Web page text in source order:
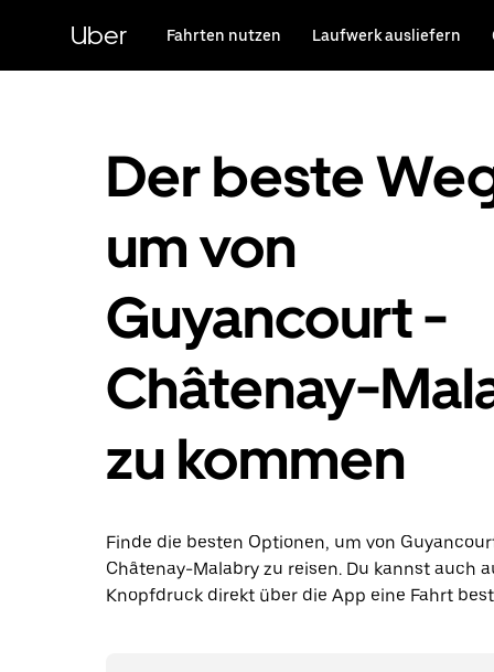
HauptinhaltUber Fahrten nutzen Laufwerk ausliefern
Der beste
um von
Guyancourt -
Châtenay-
zu kommen
Finde die besten Optionen, um von
Châtenay-Malabry zu reisen. Du kannst auch
Knopfdruck direkt über die App eine Fahrt